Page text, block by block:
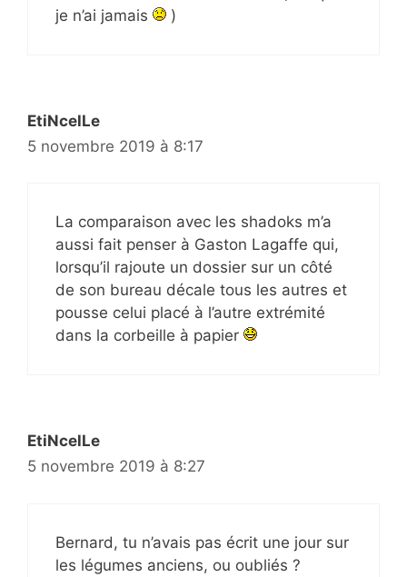
je n’ai jamais
)
EtiNcelLe
5 novembre 2019 à 8:17
La comparaison avec les shadoks m’a
aussi fait penser à Gaston Lagaffe qui,
lorsqu’il rajoute un dossier sur un côté
de son bureau décale tous les autres et
pousse celui placé à l’autre extrémité
dans la corbeille à papier
EtiNcelLe
5 novembre 2019 à 8:27
Bernard, tu n’avais pas écrit une jour sur
les légumes anciens, ou oubliés ?